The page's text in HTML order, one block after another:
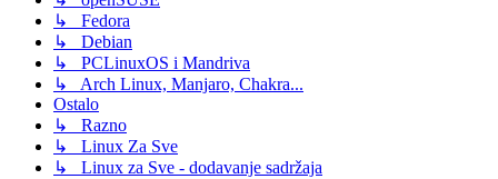
↳ Fedora
↳ Debian
↳ PCLinuxOS i Mandriva
↳ Arch Linux, Manjaro, Chakra...
Ostalo
↳ Razno
↳ Linux Za Sve
↳ Linux za Sve - dodavanje sadržaja